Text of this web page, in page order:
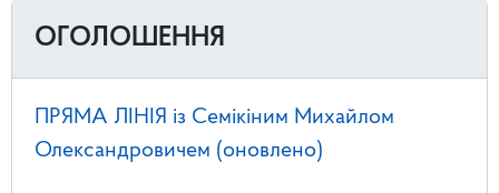
ОГОЛОШЕННЯ
ПРЯМА ЛІНІЯ із Семікіним Михайлом
Олександровичем (оновлено)